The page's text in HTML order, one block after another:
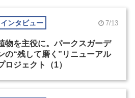
インタビュー 7/13
物を主役に。パークスガーデ
の“残して磨く”リニューアル
ロジェクト（1）